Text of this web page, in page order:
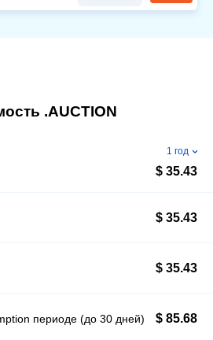
.AUCTION
1 год
$ 35.43
$ 35.43
$ 35.43
периоде (до 30 дней) $ 85.68